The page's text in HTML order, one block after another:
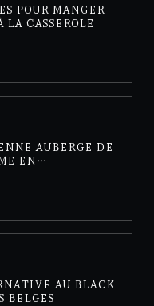
POUR MANGER
CASSEROLE
AUBERGE DE
EN
AU BLACK
BELGES